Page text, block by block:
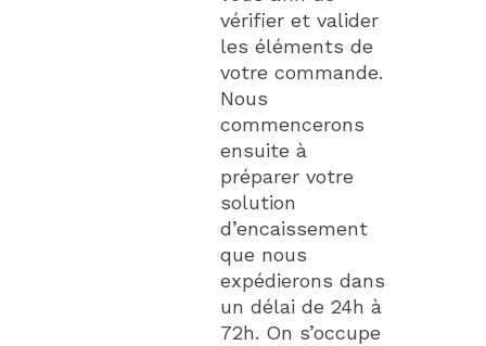
vérifier et valider
les éléments de
votre commande.
Nous
commencerons
ensuite à
préparer votre
solution
d’encaissement
que nous
expédierons dans
un délai de 24h à
72h. On s’occupe